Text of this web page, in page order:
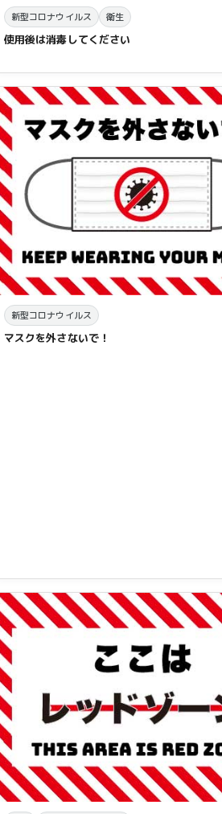
新型コロナウイルス 衛生
使用後は消毒してください
新型コロナウイルス
マスクを外さないで！